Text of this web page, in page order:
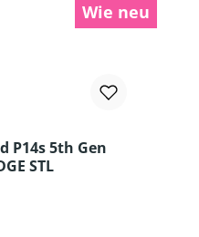
Wie neu
P14s 5th Gen
STL